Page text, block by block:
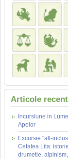
Articole
Incursiune in
Apelor
Excursie "all-
Cetatea Lita:
drumetie, alpinism,